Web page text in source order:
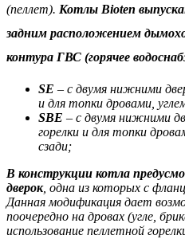
(пеллет). Котлы Bioten
задним расположением
контура ГВС (горячее
SE – с двумя нижними
и для топки дровами,
SBE – с двумя нижними
горелки и для топки
сзади;
В конструкции котла
дверок, одна из которых с
Данная модификация дает
поочередно на дровах (угле,
использование пеллетной